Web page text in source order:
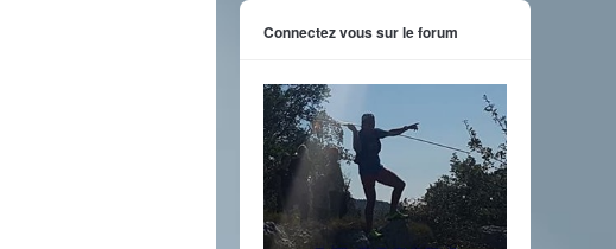
Connectez vous sur le forum